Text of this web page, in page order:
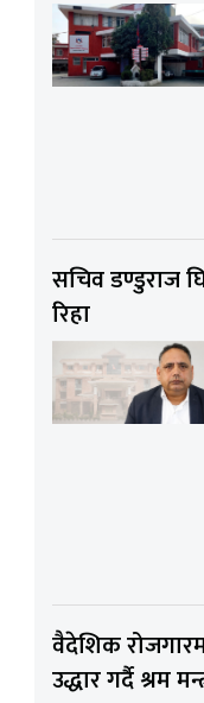
सचिव डण्डुराज
रिहा
वैदेशिक
उद्धार गर्दै श्रम